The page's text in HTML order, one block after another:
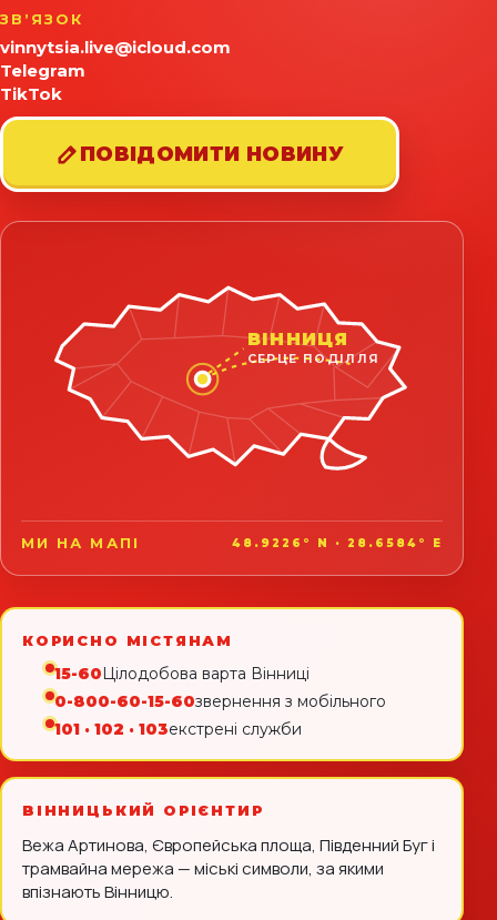
ЗВʼЯЗОК
vinnytsia.live@icloud.com
Telegram
TikTok
ПОВІДОМИТИ НОВИНУ
ВІННИЦЯ
СЕРЦЕ ПОДІЛЛЯ
МИ НА МАПІ 48.9226° N · 28.6584° E
КОРИСНО МІСТЯНАМ
15-60Цілодобова варта Вінниці
0-800-60-15-60звернення з мобільного
101 · 102 · 103екстрені служби
ВІННИЦЬКИЙ ОРІЄНТИР
Вежа Артинова, Європейська площа, Південний Буг і
трамвайна мережа — міські символи, за якими
впізнають Вінницю.